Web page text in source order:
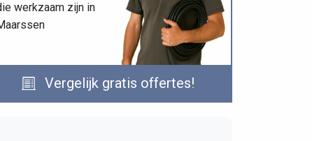
werkzaam zijn in
Vergelijk gratis offertes!